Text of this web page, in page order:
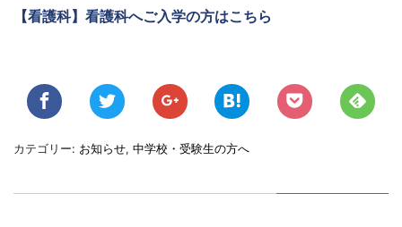
【看護科】看護科へご入学の方はこちら
カテゴリー: お知らせ, 中学校・受験生の方へ